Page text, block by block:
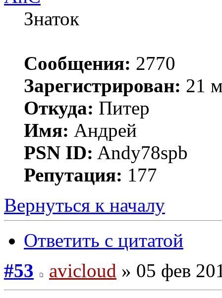
Знаток
Сообщения: 2770
Зарегистрирован: 21
Откуда: Питер
Имя: Андрей
PSN ID: Andy78spb
Репутация: 177
Вернуться к началу
Ответить с цитатой
#53
avicloud » 05 фев